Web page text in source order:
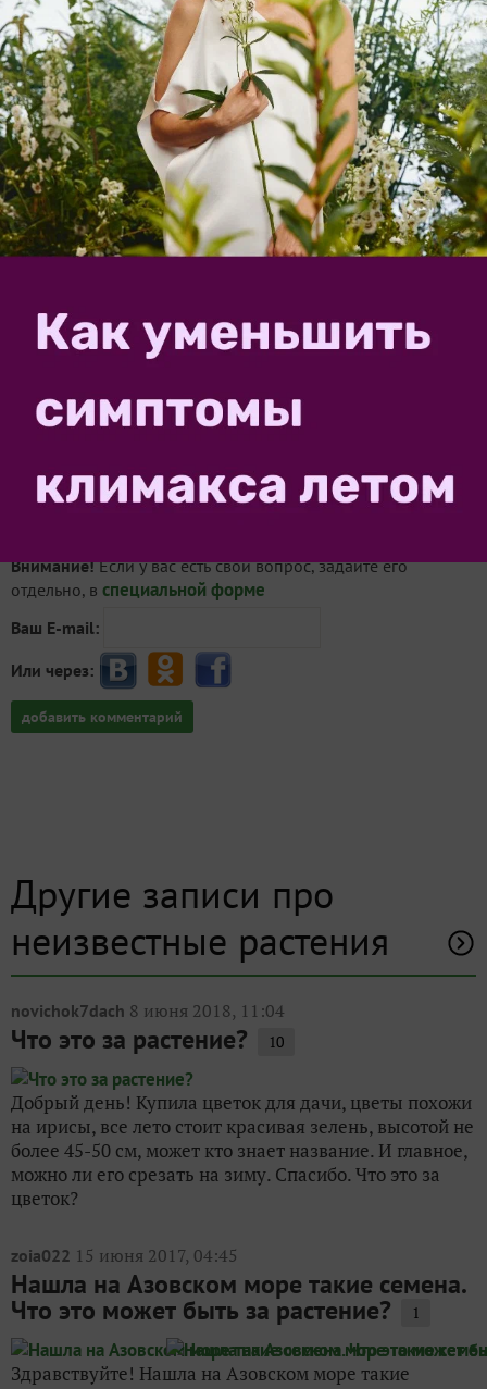
Что- то для ивы кора темновата.
Ответить ✿
eleonoramoskva
Элеонора, Москва
Москва
20 октября 2020, 18:21
Черемуха поздняя (prunus serotina)?
Пожалуйста, оставьте комментарий
Внимание!Если у вас есть свой вопрос, задайте его
отдельно, в специальной форме
Ваш E-mail:
Или через:
добавить комментарий
Другие записи про
неизвестные растения
novichok7dach 8 июня 2018, 11:04
Что это за растение? 10
Добрый день! Купила цветок для дачи, цветы похожи
на ирисы, все лето стоит красивая зелень, высотой не
более 45-50 см, может кто знает название. И главное,
можно ли его срезать на зиму. Спасибо. Что это за
цветок?
zoia022 15 июня 2017, 04:45
Нашла на Азовском море такие семена.
Что это может быть за растение? 1
Здравствуйте! Нашла на Азовском море такие